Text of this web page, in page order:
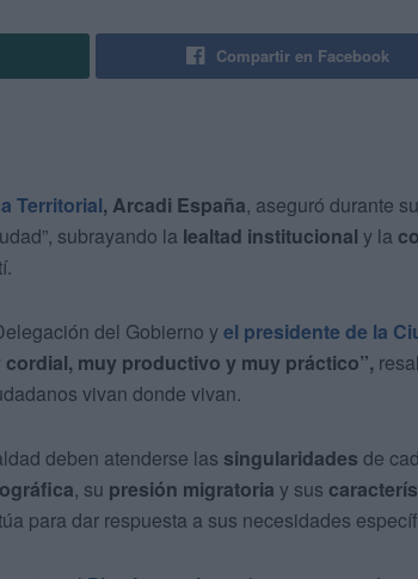
Compartir en Facebook
Territorial, Arcadi España, aseguró durante
subrayando la lealtad institucional y la
del Gobierno yel presidente de la
cordial, muy productivo y muy práctico”,
vivan donde vivan.
deben atenderse las singularidades de
, su presión migratoria y sus
para dar respuesta a sus necesidades